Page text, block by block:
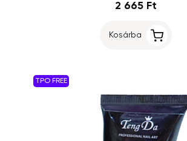
2 665 Ft
Kosárba
TPO FREE